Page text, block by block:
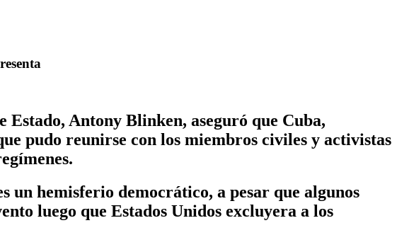
Antony Blinken, aseguró que Cuba,
pudo reunirse con los miembros civiles y activistas
hemisferio democrático, a pesar que algunos
luego que Estados Unidos excluyera a los